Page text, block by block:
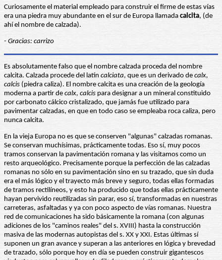
Curiosamente el material empleado para construir el firme de estas vías
era una piedra muy abundante en el sur de Europa llamada calcita, (de
ahí el nombre de calzada).
- Gracias: carrizo
Es absolutamente falso que el nombre calzada proceda del nombre
calcita. Calzada procede del latín calciata, que es un derivado de calx,
calcis (piedra caliza). El nombre calcita es una creación de la geología
moderna a partir de calx, calcis para designar a un mineral constituido
por carbonato cálcico cristalizado, que jamás fue utilizado para
pavimentar calzadas, en que en todo caso se empleaba roca caliza, pero
nunca calcita.
En la vieja Europa no es que se conserven "algunas" calzadas romanas.
Se conservan muchísimas, prácticamente todas. Eso sí, muy pocos
tramos conservan la pavimentación romana y las visitamos como un
resto arqueológico. Precisamente porque la perfección de las calzadas
romanas no sólo en su pavimentación sino en su trazado, que sin duda
era el más lógico y el trayecto más breve y seguro, todas ellas formadas
de tramos rectilíneos, y esto ha producido que todas ellas prácticamente
hayan pervivido reutilizadas sin parar, eso sí, transformadas en nuestras
carreteras, asfaltadas y ya con poco aspecto de vías romanas. Nuestra
red de comunicaciones ha sido básicamente la romana (con algunas
adiciones de los "caminos reales" del s. XVIII) hasta la construcción
masiva de las modernas autopistas del s. XX y XXI. Estas últimas sí
suponen un gran avance y superan a las anteriores en lógica y brevedad
de trazado, sólo porque hoy en día se pueden construir gigantescos